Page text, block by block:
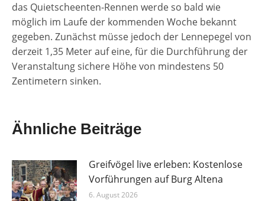
das Quietscheenten-Rennen werde so bald wie
möglich im Laufe der kommenden Woche bekannt
gegeben. Zunächst müsse jedoch der Lennepegel von
derzeit 1,35 Meter auf eine, für die Durchführung der
Veranstaltung sichere Höhe von mindestens 50
Zentimetern sinken.
Ähnliche Beiträge
Greifvögel live erleben: Kostenlose
Vorführungen auf Burg Altena
6. August 2026